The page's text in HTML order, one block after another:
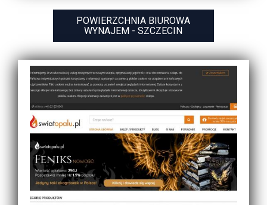
POWIERZCHNIA BIUROWA
WYNAJEM - SZCZECIN